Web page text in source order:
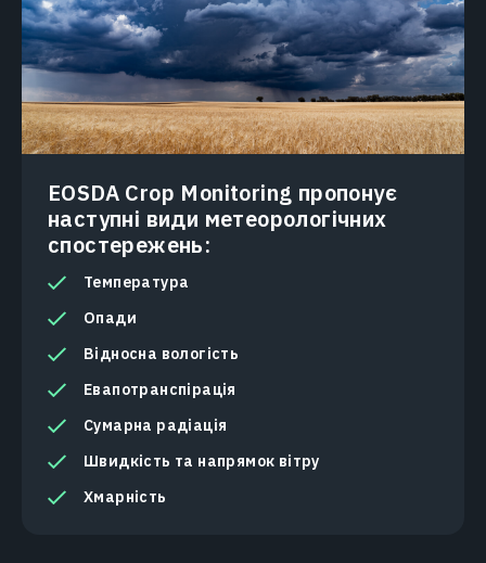
EOSDA Crop Monitoring пропонує
наступні види метеорологічних
спостережень:
Температура
Опади
Відносна вологість
Евапотранспірація
Сумарна радіація
Швидкість та напрямок вітру
Хмарність